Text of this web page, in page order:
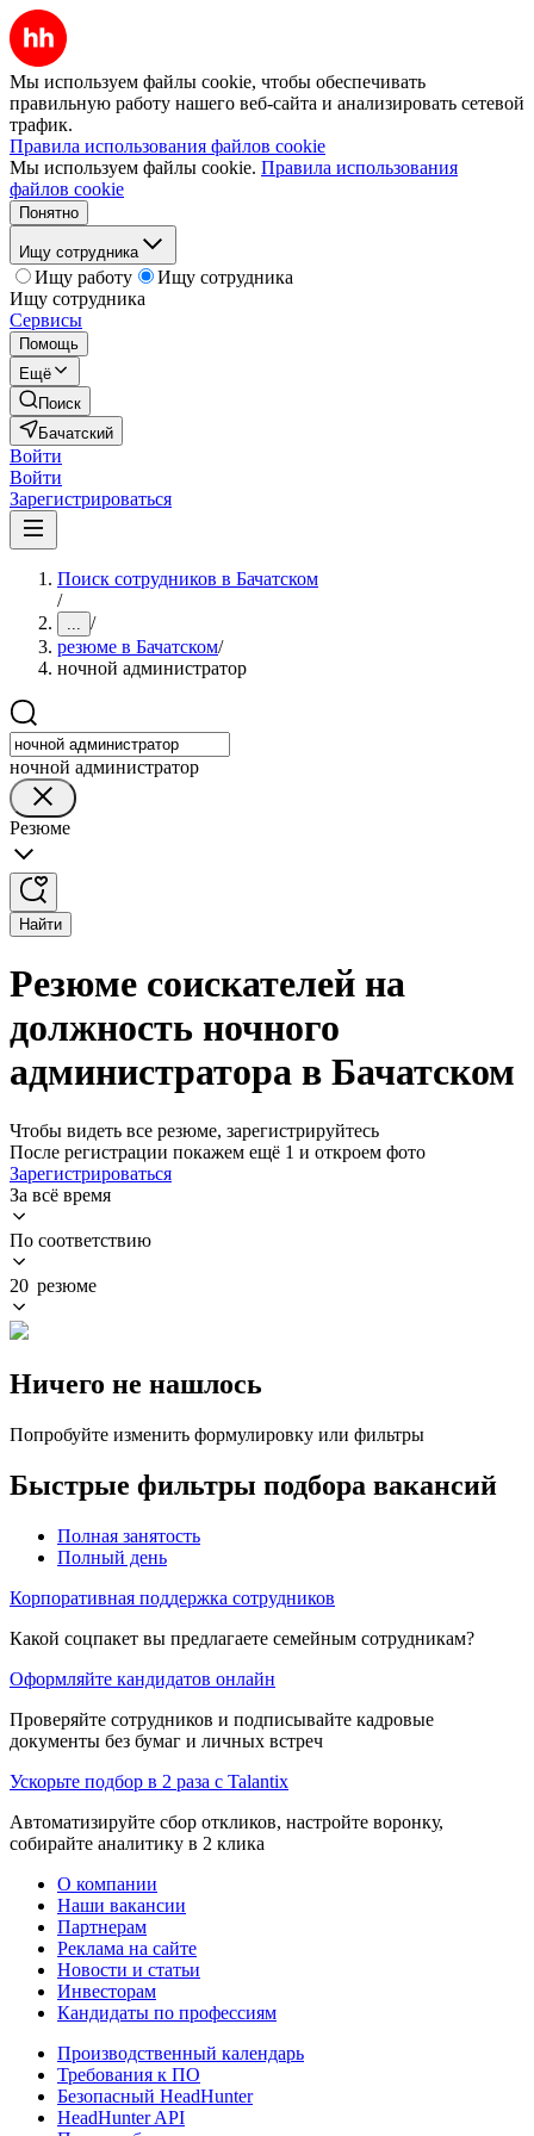
Мы используем файлы cookie, чтобы обеспечивать
правильную работу нашего веб-сайта и анализировать сетевой
трафик.
Правила использования файлов cookie
Мы используем файлы cookie. Правила использования
файлов cookie
Понятно
Ищу сотрудника
Ищу работу
Ищу сотрудника
Ищу сотрудника
Сервисы
Помощь
Ещё
Поиск
Бачатский
Войти
Войти
Зарегистрироваться
Поиск сотрудников в Бачатском
/
... /
резюме в Бачатском/
ночной администратор
ночной администратор
Резюме
Найти
Резюме соискателей на
должность ночного
администратора в Бачатском
Чтобы видеть все резюме, зарегистрируйтесь
После регистрации покажем ещё 1 и откроем фото
Зарегистрироваться
За всё время
По соответствию
20 резюме
Ничего не нашлось
Попробуйте изменить формулировку или фильтры
Быстрые фильтры подбора вакансий
Полная занятость
Полный день
Корпоративная поддержка сотрудников
Какой соцпакет вы предлагаете семейным сотрудникам?
Оформляйте кандидатов онлайн
Проверяйте сотрудников и подписывайте кадровые
документы без бумаг и личных встреч
Ускорьте подбор в 2 раза с Talantix
Автоматизируйте сбор откликов, настройте воронку,
собирайте аналитику в 2 клика
О компании
Наши вакансии
Партнерам
Реклама на сайте
Новости и статьи
Инвесторам
Кандидаты по профессиям
Производственный календарь
Требования к ПО
Безопасный HeadHunter
HeadHunter API